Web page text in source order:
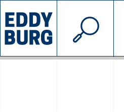
INIZIATIVE
© 2026